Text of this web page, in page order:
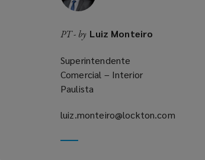
PT - by Luiz Monteiro
Superintendente
Comercial – Interior
Paulista
luiz.monteiro@lockton.com
a